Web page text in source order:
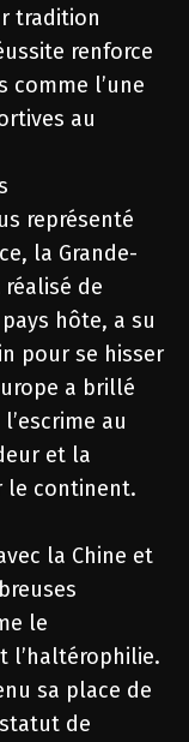
tradition
renforce
comme l’une
au
représenté
la Grande-
de
hôte, a su
pour se hisser
a brillé
au
et la
le continent.
la Chine et
le
l’haltérophilie.
sa place de
de